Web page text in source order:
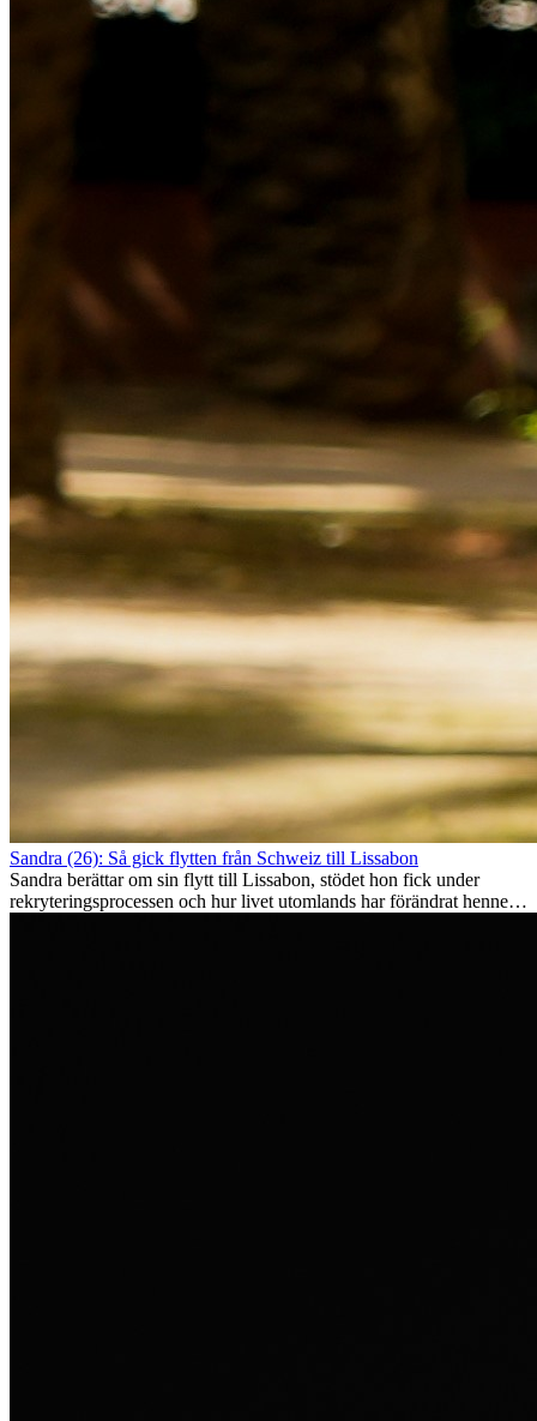
Sandra (26): Så gick flytten från Schweiz till Lissabon
Sandra berättar om sin flytt till Lissabon, stödet hon fick under
rekryteringsprocessen och hur livet utomlands har förändrat henne